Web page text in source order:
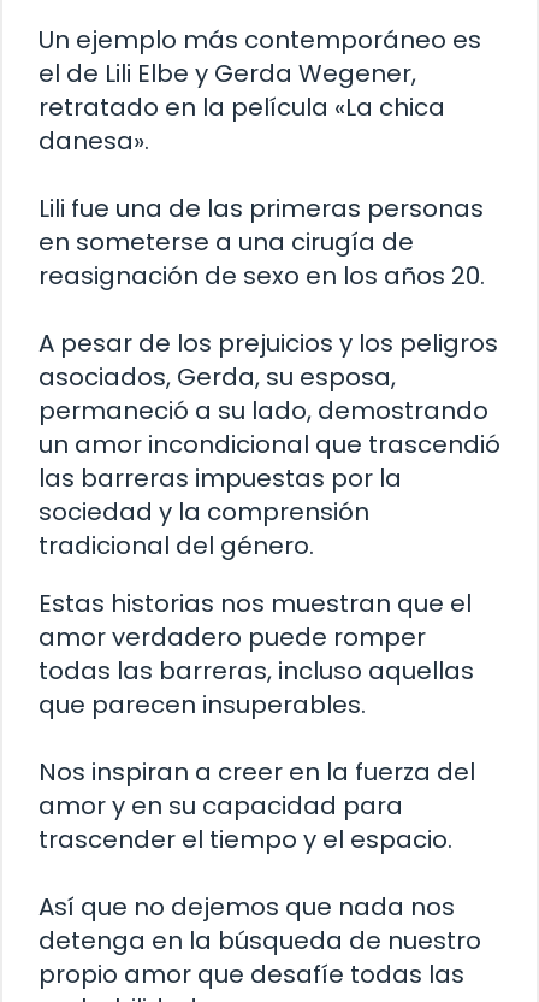
Un ejemplo más contemporáneo es
el de Lili Elbe y Gerda Wegener,
retratado en la película «La chica
danesa».
Lili fue una de las primeras personas
en someterse a una cirugía de
reasignación de sexo en los años 20.
A pesar de los prejuicios y los peligros
asociados, Gerda, su esposa,
permaneció a su lado, demostrando
un amor incondicional que trascendió
las barreras impuestas por la
sociedad y la comprensión
tradicional del género.
Estas historias nos muestran que el
amor verdadero puede romper
todas las barreras, incluso aquellas
que parecen insuperables.
Nos inspiran a creer en la fuerza del
amor y en su capacidad para
trascender el tiempo y el espacio.
Así que no dejemos que nada nos
detenga en la búsqueda de nuestro
propio amor que desafíe todas las